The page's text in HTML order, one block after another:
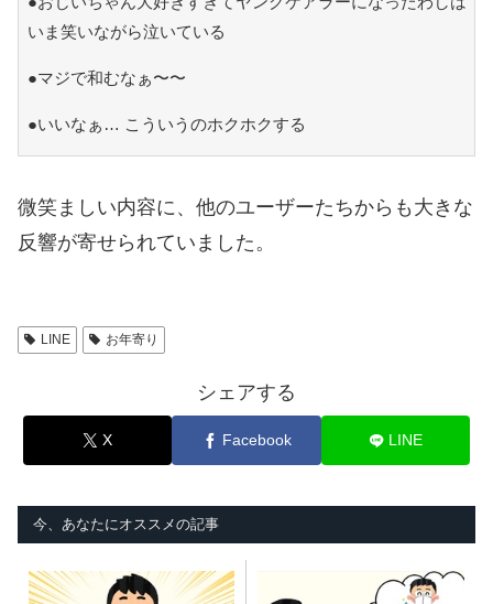
いま笑いながら泣いている
●マジで和むなぁ〜〜
●いいなぁ… こういうのホクホクする
微笑ましい内容に、他のユーザーたちからも大きな
反響が寄せられていました。
LINE お年寄り
シェアする
X Facebook LINE
今、あなたにオススメの記事